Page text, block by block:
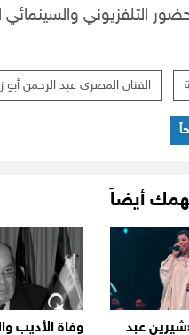
التلفزيوني والسينمائي
الفنان المصري عبد الرحمن أبو
أيضاً
عبد وفاة الأديب